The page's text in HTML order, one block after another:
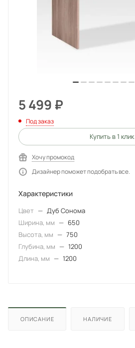
5 499₽
Под заказ
Купить в 1 клик
Хочу промокод
Дизайнер поможет подобрать все.
Характеристики
Цвет — Дуб Сонома
Ширина, мм — 650
Высота, мм — 750
Глубина, мм — 1200
Длина, мм — 1200
ОПИСАНИЕ НАЛИЧИЕ